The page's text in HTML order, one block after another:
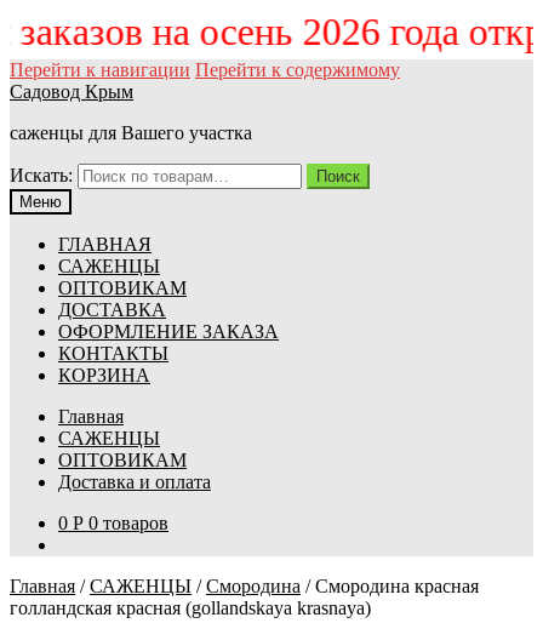
заказов на осень 2026 года
Перейти к навигации Перейти к содержимому
Садовод Крым
саженцы для Вашего участка
Искать:
Поиск
Меню
ГЛАВНАЯ
САЖЕНЦЫ
ОПТОВИКАМ
ДОСТАВКА
ОФОРМЛЕНИЕ ЗАКАЗА
КОНТАКТЫ
КОРЗИНА
Главная
САЖЕНЦЫ
ОПТОВИКАМ
Доставка и оплата
0 Р 0 товаров
Главная /САЖЕНЦЫ /Смородина /Смородина красная
голландская красная (gollandskaya krasnaya)